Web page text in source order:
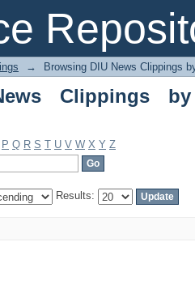
Clippings by
→ Browsing DIU News Clippings
Clippings
P Q R S T U V W X Y Z
Results: